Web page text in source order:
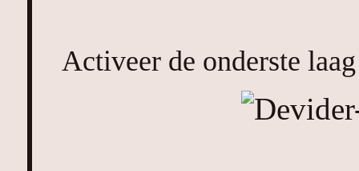
Activeer de onderste